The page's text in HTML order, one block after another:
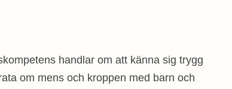
handlar om att känna sig trygg
om mens och kroppen med barn och